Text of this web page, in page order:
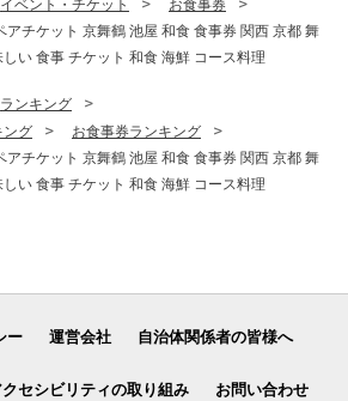
魚不
イベント・チケット
お食事券
チケット 京舞鶴 池屋 和食 食事券 関西 京都 舞
い 食事 チケット 和食 海鮮 コース料理
ランキング
ング
お食事券ランキング
チケット 京舞鶴 池屋 和食 食事券 関西 京都 舞
い 食事 チケット 和食 海鮮 コース料理
ー 運営会社 自治体関係者の皆様へ
セシビリティの取り組み お問い合わせ